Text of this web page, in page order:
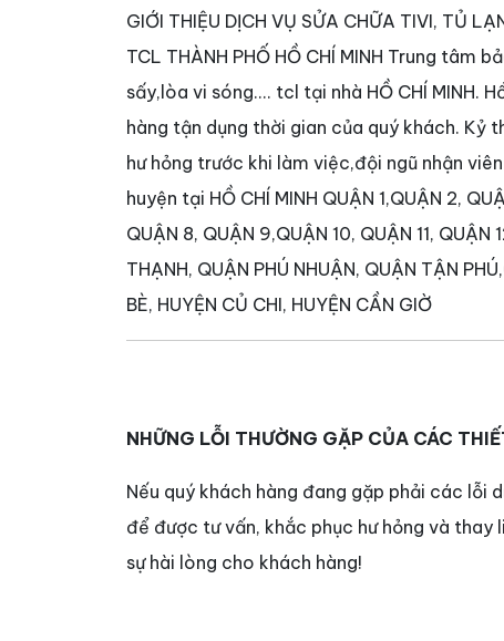
GIỚI THIỆU DỊCH VỤ SỬA CHỮA TIVI, TỦ
TCL THÀNH PHỐ HỒ CHÍ MINH Trung tâm
sấy,lòa vi sóng.... tcl tại nhà HỒ CHÍ MINH.
hàng tận dụng thời gian của quý khách. Kỷ
hư hỏng trước khi làm việc,đội ngũ nhận
huyện tại HỒ CHÍ MINH QUẬN 1,QUẬN 2,
QUẬN 8, QUẬN 9,QUẬN 10, QUẬN 11, QUẬN
THẠNH, QUẬN PHÚ NHUẬN, QUẬN TẬN
BÈ, HUYỆN CỦ CHI, HUYỆN CẦN GIỜ
NHỮNG LỖI THƯỜNG GẶP CỦA CÁC
Nếu quý khách hàng đang gặp phải các lỗi
để được tư vấn, khắc phục hư hỏng và thay
sự hài lòng cho khách hàng!